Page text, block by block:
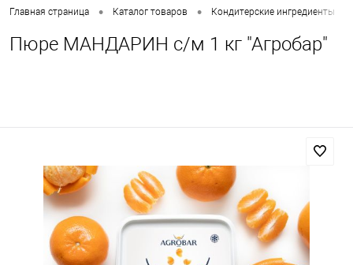
Главная страница • Каталог товаров • Кондитерские ингредиенты
Пюре МАНДАРИН с/м 1 кг "Агробар"